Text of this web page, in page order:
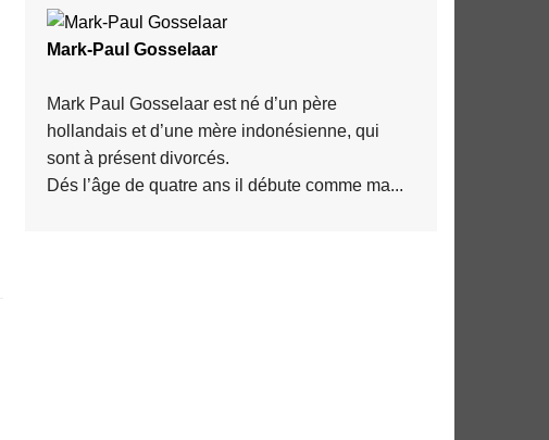
Mark-Paul Gosselaar
Mark Paul Gosselaar est né d’un père
hollandais et d’une mère indonésienne, qui
sont à présent divorcés.
Dés l’âge de quatre ans il débute comme ma...